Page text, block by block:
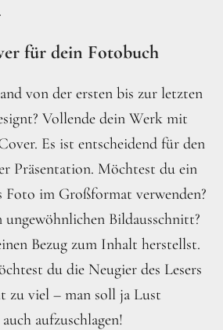
für dein Fotobuch
von der ersten bis zur letzten
Vollende dein Werk mit
Es ist entscheidend für den
Präsentation. Möchtest du ein
Foto im Großformat verwenden?
Bildausschnitt?
Bezug zum Inhalt herstellst.
du die Neugier des Lesers
zu viel – man soll ja Lust
aufzuschlagen!